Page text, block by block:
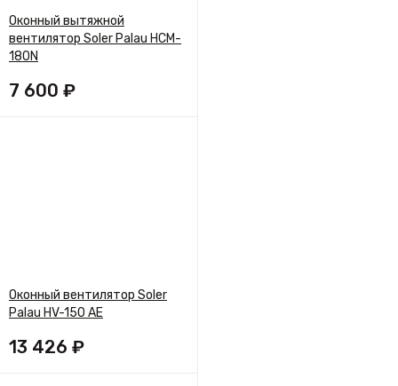
Оконный вытяжной
вентилятор Soler Palau HCM-
180N
7 600 ₽
Оконный вентилятор Soler
Palau HV-150 AE
13 426 ₽